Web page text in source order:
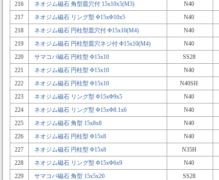
216
ネオジム磁石 角型皿穴付 15x10x5(M3)
N40
217
ネオジム磁石 リング型 Φ15xΦ10x5
N40
218
ネオジム磁石 円柱型皿穴付 Φ15x10(M4)
N40
219
ネオジム磁石 円柱型皿穴ネジ付 Φ15x10(M4)
N40
220
サマコバ磁石 円柱型 Φ15x10
SS28
221
ネオジム磁石 円柱型 Φ15x10
N40
222
ネオジム磁石 円柱型 Φ15x10
N40SH
223
ネオジム磁石 リング型 Φ15xΦ9x5
N40
224
ネオジム磁石 リング型 Φ15xΦ8.1x6
N40
225
ネオジム磁石 角型 15x8x8
N40
226
ネオジム磁石 円柱型 Φ15x8
N40
227
ネオジム磁石 円柱型 Φ15x8
N35H
228
ネオジム磁石 リング型 Φ15xΦ6x9
N40
229
サマコバ磁石 角型 15x5x20
SS28